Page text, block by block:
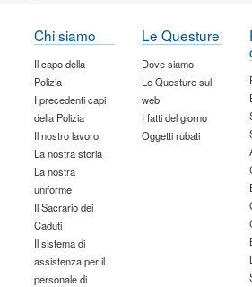
Chi siamo
Il capo della
Polizia
I precedenti capi
della Polizia
Il nostro lavoro
La nostra storia
La nostra
uniforme
Il Sacrario dei
Caduti
Il sistema di
assistenza per il
personale di
Le Questure
Dove siamo
Le Questure sul
web
I fatti del giorno
Oggetti rubati